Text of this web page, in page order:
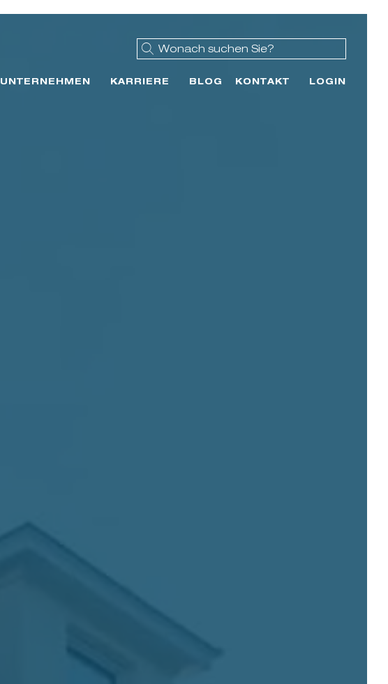
UNTERNEHMEN KARRIERE BLOG KONTAKT LOGIN